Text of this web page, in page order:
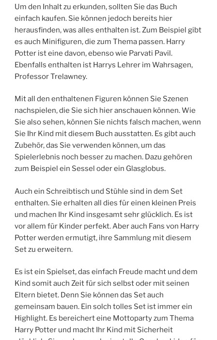
Um den Inhalt zu erkunden, sollten Sie das Buch
einfach kaufen. Sie können jedoch bereits hier
herausfinden, was alles enthalten ist. Zum Beispiel gibt
es auch Minifiguren, die zum Thema passen. Harry
Potter ist eine davon, ebenso wie Parvati Pavil.
Ebenfalls enthalten ist Harrys Lehrer im Wahrsagen,
Professor Trelawney.
Mit all den enthaltenen Figuren können Sie Szenen
nachspielen, die Sie sich hier anschauen können. Wie
Sie also sehen, können Sie nichts falsch machen, wenn
Sie Ihr Kind mit diesem Buch ausstatten. Es gibt auch
Zubehör, das Sie verwenden können, um das
Spielerlebnis noch besser zu machen. Dazu gehören
zum Beispiel ein Sessel oder ein Glasglobus.
Auch ein Schreibtisch und Stühle sind in dem Set
enthalten. Sie erhalten all dies für einen kleinen Preis
und machen Ihr Kind insgesamt sehr glücklich. Es ist
vor allem für Kinder perfekt. Aber auch Fans von Harry
Potter werden ermutigt, ihre Sammlung mit diesem
Set zu erweitern.
Es ist ein Spielset, das einfach Freude macht und dem
Kind somit auch Zeit für sich selbst oder mit seinen
Eltern bietet. Denn Sie können das Set auch
gemeinsam bauen. Ein solch tolles Set ist immer ein
Highlight. Es bereichert eine Mottoparty zum Thema
Harry Potter und macht Ihr Kind mit Sicherheit